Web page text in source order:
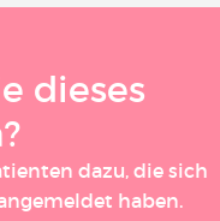
dieses
dazu, die sich
haben.